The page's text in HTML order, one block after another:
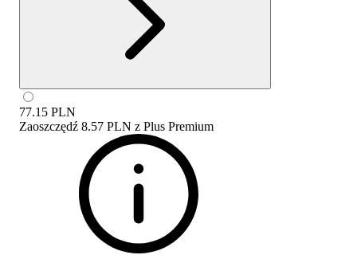
77.15 PLN
Zaoszczędź 8.57 PLN z Plus Premium